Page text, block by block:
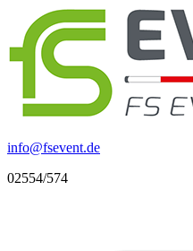
info@fsevent.de
02554/574